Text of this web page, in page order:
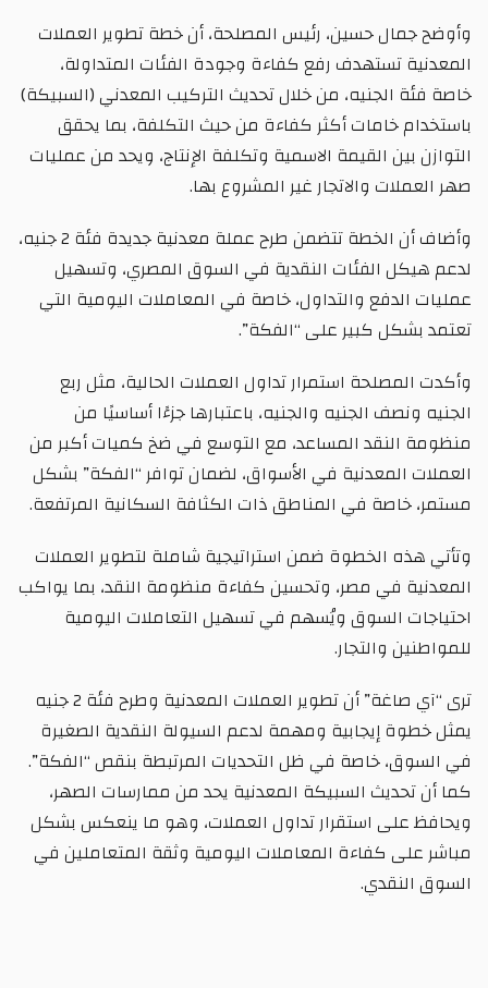
وأوضح جمال حسين، رئيس المصلحة، أن خطة تطوير العملات
المعدنية تستهدف رفع كفاءة وجودة الفئات المتداولة،
خاصة فئة الجنيه، من خلال تحديث التركيب المعدني (السبيكة)
باستخدام خامات أكثر كفاءة من حيث التكلفة، بما يحقق
التوازن بين القيمة الاسمية وتكلفة الإنتاج، ويحد من عمليات
صهر العملات والاتجار غير المشروع بها.
وأضاف أن الخطة تتضمن طرح عملة معدنية جديدة فئة 2 جنيه،
لدعم هيكل الفئات النقدية في السوق المصري، وتسهيل
عمليات الدفع والتداول، خاصة في المعاملات اليومية التي
تعتمد بشكل كبير على “الفكة”.
وأكدت المصلحة استمرار تداول العملات الحالية، مثل ربع
الجنيه ونصف الجنيه والجنيه، باعتبارها جزءًا أساسيًا من
منظومة النقد المساعد، مع التوسع في ضخ كميات أكبر من
العملات المعدنية في الأسواق، لضمان توافر “الفكة” بشكل
مستمر، خاصة في المناطق ذات الكثافة السكانية المرتفعة.
وتأتي هذه الخطوة ضمن استراتيجية شاملة لتطوير العملات
المعدنية في مصر، وتحسين كفاءة منظومة النقد، بما يواكب
احتياجات السوق ويُسهم في تسهيل التعاملات اليومية
للمواطنين والتجار.
ترى “آي صاغة” أن تطوير العملات المعدنية وطرح فئة 2 جنيه
يمثل خطوة إيجابية ومهمة لدعم السيولة النقدية الصغيرة
في السوق، خاصة في ظل التحديات المرتبطة بنقص “الفكة”.
كما أن تحديث السبيكة المعدنية يحد من ممارسات الصهر،
ويحافظ على استقرار تداول العملات، وهو ما ينعكس بشكل
مباشر على كفاءة المعاملات اليومية وثقة المتعاملين في
السوق النقدي.